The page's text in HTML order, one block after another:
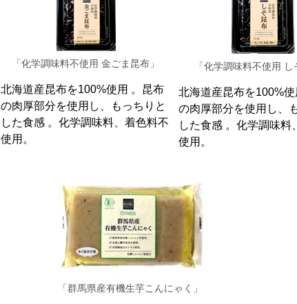
「化学調味料不使用 金ごま昆布」
北海道産昆布を100%使用 。昆布
の肉厚部分を使用し、もっちりと
した食感 。化学調味料、着色料不
使用。
「化学調味料不使用 し
北海道産昆布を100%
の肉厚部分を使用し、
した食感 。化学調味料
使用。
「群馬県産有機生芋こんにゃく」